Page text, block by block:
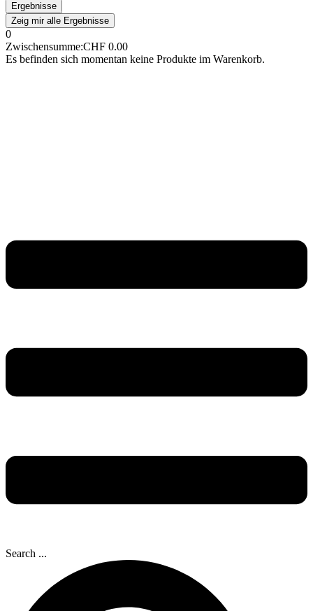
Ergebnisse
Zeig mir alle Ergebnisse
0
Zwischensumme:CHF 0.00
Es befinden sich momentan keine Produkte im Warenkorb.
Search ...